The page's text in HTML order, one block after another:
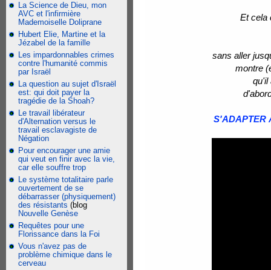
La Science de Dieu, mon
AVC et l'infirmière
Mademoiselle Doliprane
Hubert Elie, Martine et la
Jézabel de la famille
Les impardonnables crimes
contre l'humanité commis
par Israël
La question au sujet d'Israël
est: qui doit payer la
tragédie de la Shoah?
Le travail libérateur
d'Alternation versus le
travail esclavagiste de
Négation
Pour encourager une amie
qui veut en finir avec la vie,
car elle souffre trop
Le système totalitaire parle
ouvertement de se
débarrasser (physiquement)
des résistants (blog
Nouvelle Genèse
Requêtes pour une
Florissance dans la Foi
Vous n'avez pas de
problème chimique dans le
cerveau
Et cela
sans aller
montre
qu'il
S'ADAPTER